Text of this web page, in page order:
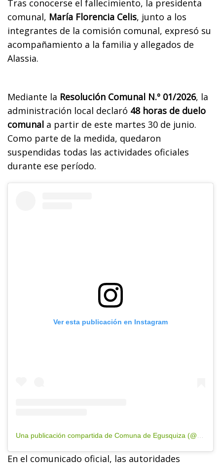
Tras conocerse el fallecimiento, la presidenta
comunal, María Florencia Celis, junto a los
integrantes de la comisión comunal, expresó su
acompañamiento a la familia y allegados de
Alassia.
Mediante la Resolución Comunal N.º 01/2026, la
administración local declaró 48 horas de duelo
comunal a partir de este martes 30 de junio.
Como parte de la medida, quedaron
suspendidas todas las actividades oficiales
durante ese período.
Ver esta publicación en Instagram
Una publicación compartida de Comuna de Egusquiza (@comuna.egusquiza)
En el comunicado oficial, las autoridades